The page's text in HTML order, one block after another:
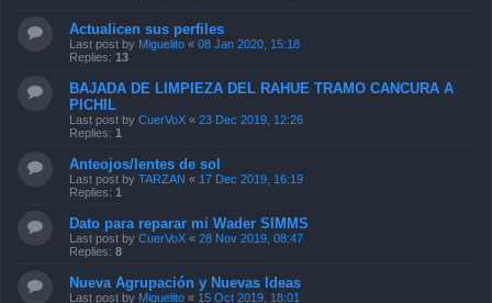
Actualicen sus perfiles
Last post by Miguelito « 08 Jan 2020, 15:18
Replies: 13
BAJADA DE LIMPIEZA DEL RAHUE TRAMO CANCURA A
PICHIL
Last post by CuerVoX « 23 Dec 2019, 12:26
Replies: 1
Anteojos/lentes de sol
Last post by TARZAN « 17 Dec 2019, 16:19
Replies: 1
Dato para reparar mi Wader SIMMS
Last post by CuerVoX « 28 Nov 2019, 08:47
Replies: 8
Nueva Agrupación y Nuevas Ideas
Last post by Miguelito « 15 Oct 2019, 18:01